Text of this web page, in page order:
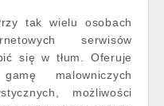
tak wielu osobach
serwisów
się w tłum. Oferuje
malowniczych
możliwości